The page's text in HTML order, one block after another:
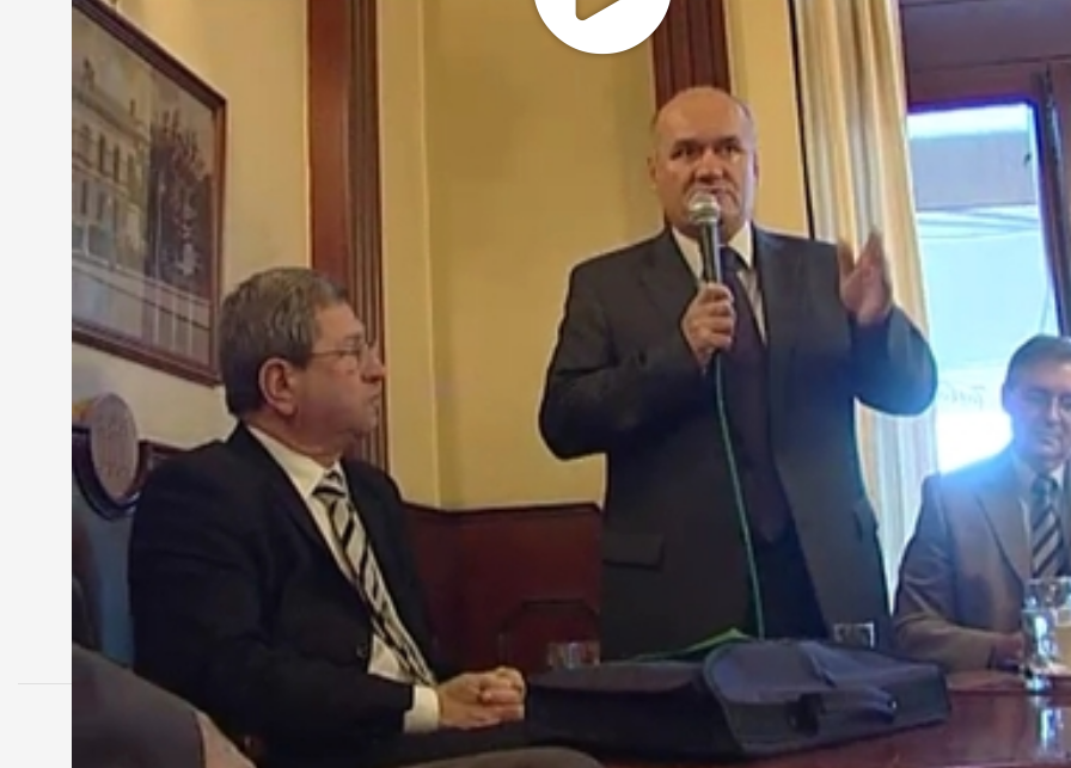
A miniszter és a polgármesterjelölt múltidézéssel kezdte a fórumot. Puskás Tivadar megígérte, hogy
esetén nem fordulhatnak elő korrupciós esetek következmények nélkül. Hende Csaba elmondta - büszke
annak idején az ő unszolására kezdte meg Puskás Tivadar a politikai pályafutását; és tudja, hogy az eddig
felmutatott eredményeivel méltó a város vezetésére. Beszélt arról is, hogy miniszteri beiktatása óta milyen
lépéseket tett, és milyen teendők előtt áll. Az ország nélkülözhetetlen biztonságát a levegőhöz hasonlította.
"Amíg lélegezni tudunk, észre sem vesszük, de ahogy elfogy, pillanatok múlva az életünk kerül veszélybe."
Hende Csaba szerint felelőtlenség volt a sorkatonaság eltörlése anélkül, hogy nem szervezték meg helyette
Magyar Honvédség önkéntesekből álló haderejét. 2014 végéig ezt bepótolják, és legalább 6-8 ezer főből álló
önkéntes haderőt toboroznak. Szólt arról is, hogy megszünteti a felesleges pénzköltést a honvédelmi
minisztériumban, és elhangzott, hogy a ciklus végére el fog készülni a 86-os út is.
MEGOSZTÁS